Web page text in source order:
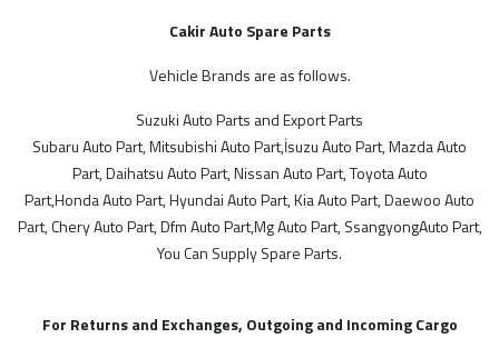
Mercedes Yedek Parça
Mg Yedek Parça
Mitsubishi Yedek Parça
Nissan Yedek Parça
Peugeot Yedek Parça
ithal
MODELLER
Cakir Auto Spare Parts
Vehicle Brands are as follows.
Suzuki Auto Parts and Export Parts
Subaru Auto Part, Mitsubishi Auto Part,İsuzu Auto Part, Mazda Auto
Part, Daihatsu Auto Part, Nissan Auto Part, Toyota Auto
Part,Honda Auto Part, Hyundai Auto Part, Kia Auto Part, Daewoo Auto
Part, Chery Auto Part, Dfm Auto Part,Mg Auto Part, SsangyongAuto Part,
You Can Supply Spare Parts.
For Returns and Exchanges, Outgoing and Incoming Cargo